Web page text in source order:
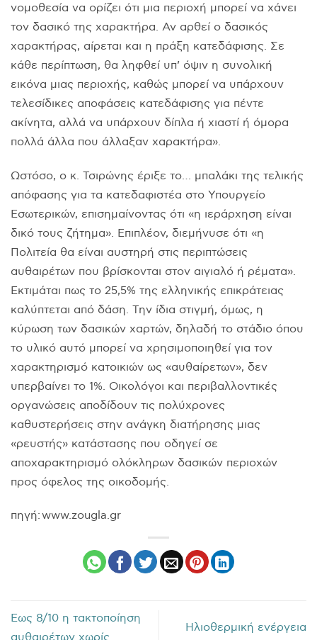
νομοθεσία να ορίζει ότι μια περιοχή μπορεί να χάνει
τον δασικό της χαρακτήρα. Αν αρθεί ο δασικός
χαρακτήρας, αίρεται και η πράξη κατεδάφισης. Σε
κάθε περίπτωση, θα ληφθεί υπ’ όψιν η συνολική
εικόνα μιας περιοχής, καθώς μπορεί να υπάρχουν
τελεσίδικες αποφάσεις κατεδάφισης για πέντε
ακίνητα, αλλά να υπάρχουν δίπλα ή χιαστί ή όμορα
πολλά άλλα που άλλαξαν χαρακτήρα».
Ωστόσο, ο κ. Τσιρώνης έριξε το… μπαλάκι της τελικής
απόφασης για τα κατεδαφιστέα στο Υπουργείο
Εσωτερικών, επισημαίνοντας ότι «η ιεράρχηση είναι
δικό τους ζήτημα». Επιπλέον, διεμήνυσε ότι «η
Πολιτεία θα είναι αυστηρή στις περιπτώσεις
αυθαιρέτων που βρίσκονται στον αιγιαλό ή ρέματα».
Εκτιμάται πως το 25,5% της ελληνικής επικράτειας
καλύπτεται από δάση. Την ίδια στιγμή, όμως, η
κύρωση των δασικών χαρτών, δηλαδή το στάδιο όπου
το υλικό αυτό μπορεί να χρησιμοποιηθεί για τον
χαρακτηρισμό κατοικιών ως «αυθαίρετων», δεν
υπερβαίνει το 1%. Οικολόγοι και περιβαλλοντικές
οργανώσεις αποδίδουν τις πολύχρονες
καθυστερήσεις στην ανάγκη διατήρησης μιας
«ρευστής» κατάστασης που οδηγεί σε
αποχαρακτηρισμό ολόκληρων δασικών περιοχών
προς όφελος της οικοδομής.
πηγή: www.zougla.gr
Εως 8/10 η τακτοποίηση
Ηλιοθερμική ενέργεια